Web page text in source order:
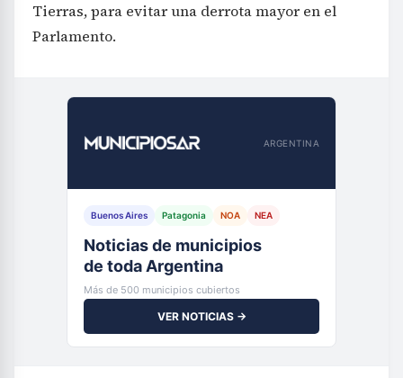
Tierras, para evitar una derrota mayor en el
Parlamento.
ARGENTINA
Buenos Aires Patagonia NOA NEA
Noticias de municipios
de toda Argentina
Más de 500 municipios cubiertos
VER NOTICIAS →